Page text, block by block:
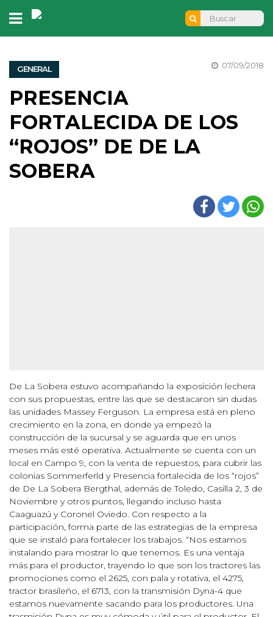
GENERAL 07/09/2018
PRESENCIA
FORTALECIDA DE LOS
“ROJOS” DE DE LA
SOBERA
De La Sobera estuvo acompañando la exposición lechera
con sus propuestas, entre las que se destacaron sin dudas
las unidades Massey Ferguson. La empresa está en pleno
crecimiento en la zona, en donde ya empezó la
construcción de la sucursal y se aguarda que en unos
meses más esté operativa. Actualmente se cuenta con un
local en Campo 9, con la venta de repuestos, para cubrir las
colonias Sommerferld y Presencia fortalecida de los “rojos”
de De La Sobera Bergthal, además de Toledo, Casilla 2, 3 de
Noviembre y otros puntos, llegando incluso hasta
Caaguazú y Coronel Oviedo. Con respecto a la
participación, forma parte de las estrategias de la empresa
que se instaló para fortalecer los trabajos. “Nos estamos
instalando para mostrar lo que tenemos. Es una ventaja
más para el productor, trayendo lo que son los tractores las
promociones como el 2625, con pala y rotativa, el 4275,
tractor brasileño, el 6713, con la transmisión Dyna-4 que
estamos nuevamente sacando para los productores. Una